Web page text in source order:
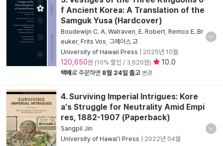
f Ancient Korea: A Translation of the
Samguk Yusa (Hardcover)
Boudewijn C. A. Walraven E. Robert Remco E. Br
euker, Frits Vos 그레이스 고
University of Hawaii Press
2025년 10월
120,650원 (10% 할인 / 3,620원) 10.0
택배로 주문하면 8월 24일 출고 변경
4. Surviving Imperial Intrigues: Kore
a's Struggle for Neutrality Amid Empi
res, 1882-1907 (Paperback)
Sangpil Jin
University of Hawai'i Press
2022년 04월